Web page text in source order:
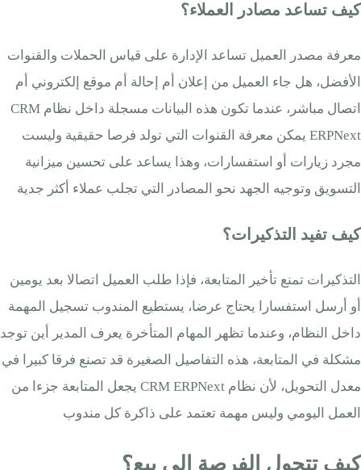
كيف تساعد مصادر العملاء؟
معرفة مصدر العميل تساعد الإدارة على قياس الحملات والقنوات
الأفضل، هل جاء العميل من إعلان أم إحالة أم موقع إلكتروني أم
اتصال مباشر، عندما تكون هذه البيانات مسجلة داخل نظام CRM
ERPNext يمكن معرفة القنوات التي تولد فرصا حقيقية وليست
مجرد زيارات أو استفسارات، وهذا يساعد على تحسين ميزانية
التسويق وتوجيه الجهد نحو المصادر التي تجلب عملاء أكثر جدية
كيف تفيد التذكيرات؟
التذكيرات تمنع تأخير المتابعة، فإذا طلب العميل اتصالا بعد يومين
أو أرسل استفسارا يحتاج عرضا، يستطيع المندوب تسجيل المهمة
داخل النظام، وعندما تظهر المهام المتأخرة يعرف المدير أين توجد
مشكلة في المتابعة، هذه التفاصيل الصغيرة قد تصنع فرقا كبيرا في
معدل التحويل، لأن نظام CRM ERPNext يجعل المتابعة جزءا من
العمل اليومي وليس مهمة تعتمد على ذاكرة كل مندوب
كيف تتحول الفرصة إلى بيع؟